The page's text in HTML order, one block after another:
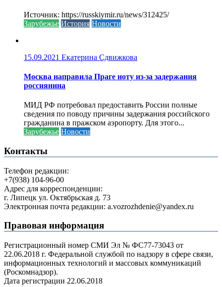
Источник: https://russkiymir.ru/news/312425/
Зарубежье История Новости
15.09.2021 Екатерина Сдвижкова
Москва направила Праге ноту из-за задержания
россиянина
МИД РФ потребовал предоставить России полные
сведения по поводу причины задержания российского
гражданина в пражском аэропорту. Для этого...
Зарубежье Новости
Контакты
Телефон редакции:
+7(938) 104-96-00
Адрес для корреспонденции:
г. Липецк ул. Октябрьская д. 73
Электронная почта редакции: a.vozrozhdenie@yandex.ru
Правовая информация
Регистрационный номер СМИ Эл № ФС77-73043 от
22.06.2018 г. Федеральной службой по надзору в сфере связи,
информационных технологий и массовых коммуникаций
(Роскомнадзор).
Дата регистрации 22.06.2018